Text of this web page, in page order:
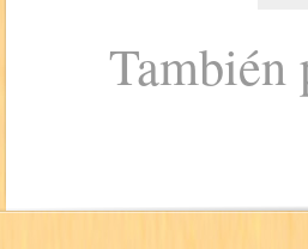
También